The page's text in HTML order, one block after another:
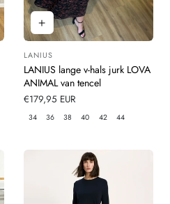
Leverancier:
LANIUS
LANIUS lange v-hals jurk LOVA
ANIMAL van tencel
Normale
prijs
€179,95 EUR
34 36 38 40 42 44